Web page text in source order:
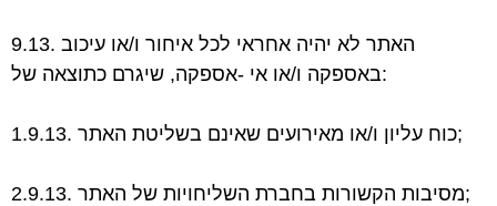
9.13. האתר לא יהיה אחראי לכל איחור ו/או עיכוב
באספקה ו/או אי -אספקה, שיגרם כתוצאה של:
1.9.13. כוח עליון ו/או מאירועים שאינם בשליטת האתר;
2.9.13. מסיבות הקשורות בחברת השליחויות של האתר;